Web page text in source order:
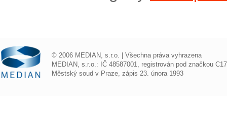
© 2006 MEDIAN, s.r.o. | Všechna práva vyhrazena
MEDIAN, s.r.o.: IČ 48587001, registrován pod značkou
Městský soud v Praze, zápis 23. února 1993